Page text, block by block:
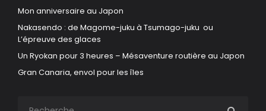
Mon anniversaire au Japon
Nakasendo : de Magome-juku à Tsumago-juku ou
L’épreuve des glaces
Un Ryokan pour 3 heures – Mésaventure routière au Japon
Gran Canaria, envol pour les îles